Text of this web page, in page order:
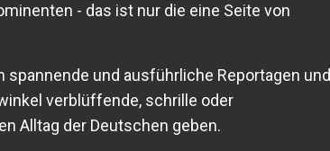
- das ist nur die eine Seite von
spannende und ausführliche Reportagen und
verblüffende, schrille oder
Alltag der Deutschen geben.